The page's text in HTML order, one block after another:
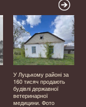
У Луцькому районі за
160 тисяч продають
будівлі державної
ветеринарної
медицини. Фото